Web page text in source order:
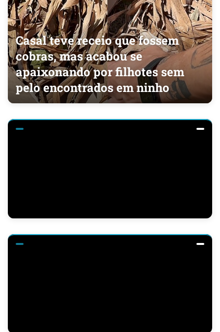
Casal teve receio que fossem
cobras, mas acabou se
apaixonando por filhotes sem
pelo encontrados em ninho